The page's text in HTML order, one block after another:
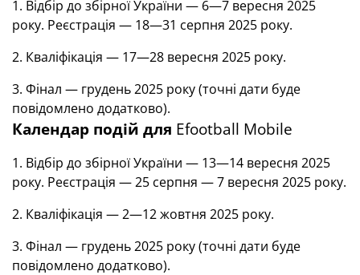
1. Відбір до збірної України — 6—7 вересня 2025
року. Реєстрація — 18—31 серпня 2025 року.
2. Кваліфікація — 17—28 вересня 2025 року.
3. Фінал — грудень 2025 року (точні дати буде
повідомлено додатково).
Календар подій для Efootball Mobile
1. Відбір до збірної України — 13—14 вересня 2025
року. Реєстрація — 25 серпня — 7 вересня 2025 року.
2. Кваліфікація — 2—12 жовтня 2025 року.
3. Фінал — грудень 2025 року (точні дати буде
повідомлено додатково).